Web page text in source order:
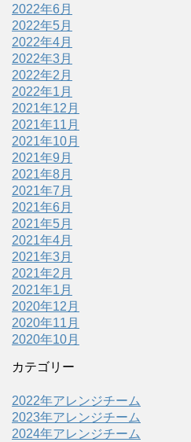
2022年6月
2022年5月
2022年4月
2022年3月
2022年2月
2022年1月
2021年12月
2021年11月
2021年10月
2021年9月
2021年8月
2021年7月
2021年6月
2021年5月
2021年4月
2021年3月
2021年2月
2021年1月
2020年12月
2020年11月
2020年10月
カテゴリー
2022年アレンジチーム
2023年アレンジチーム
2024年アレンジチーム